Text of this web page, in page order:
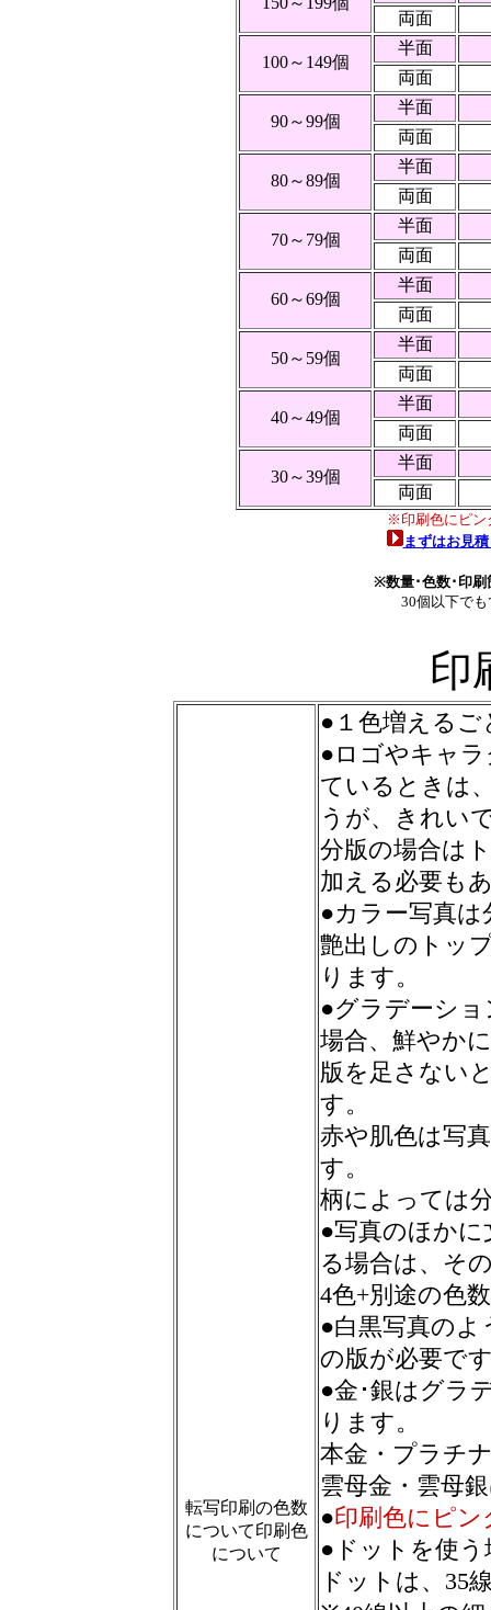
両面
100～149個
半面
両面
90～99個
半面
両面
80～89個
半面
両面
70～79個
半面
両面
60～69個
半面
両面
50～59個
半面
両面
40～49個
半面
両面
30～39個
半面
両面
※印刷色にピン
まずはお見
※数量･色数･印刷
30個以下で
印
転写印刷の色数
について印刷色
について
●１色増える
●ロゴやキャ
ているときは
うが、きれい
分版の場合は
加える必要も
●カラー写真は
艶出しのトッ
ります。
●グラデーシ
場合、鮮やか
版を足さない
す。
赤や肌色は写
す。
柄によっては
●写真のほか
る場合は、そ
4色+別途の色
●白黒写真の
の版が必要で
●金･銀はグラ
ります。
本金・プラチ
雲母金・雲母
●印刷色にピン
●ドットを使
ドットは、35